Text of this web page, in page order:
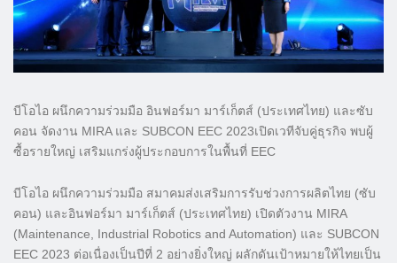
บีโอไอ ผนึกความร่วมมือ อินฟอร์มา มาร์เก็ตส์ (ประเทศไทย) และซับ
คอน จัดงาน MIRA และ SUBCON EEC 2023เปิดเวทีจับคู่ธุรกิจ พบผู้
ซื้อรายใหญ่ เสริมแกร่งผู้ประกอบการในพื้นที่ EEC
บีโอไอ ผนึกความร่วมมือ สมาคมส่งเสริมการรับช่วงการผลิตไทย (ซับ
คอน) และอินฟอร์มา มาร์เก็ตส์ (ประเทศไทย) เปิดตัวงาน MIRA
(Maintenance, Industrial Robotics and Automation) และ SUBCON
EEC 2023 ต่อเนื่องเป็นปีที่ 2 อย่างยิ่งใหญ่ ผลักดันเป้าหมายให้ไทยเป็น